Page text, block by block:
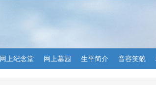
网上纪念堂 网上墓园 生平简介 音容笑貌